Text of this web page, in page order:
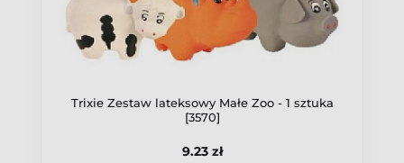
Trixie Zestaw lateksowy Małe Zoo - 1 sztuka
[3570]
9.23 zł